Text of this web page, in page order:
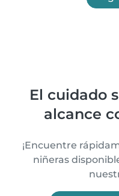
El cuidado
alcance
¡Encuentre
niñeras